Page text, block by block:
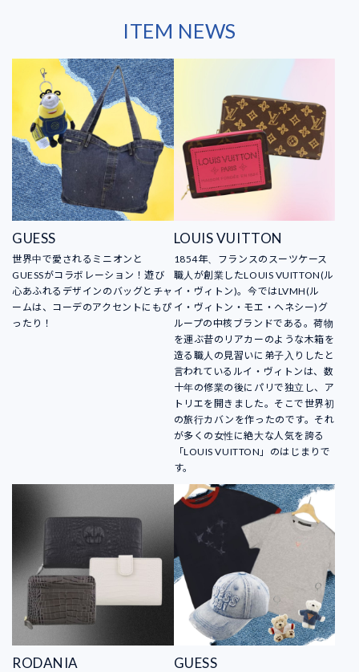
ITEM NEWS
GUESS
世界中で愛されるミニオンと
GUESSがコラボレーション！遊び
心あふれるデザインのバッグとチャ
ームは、コーデのアクセントにもぴ
ったり！
LOUIS VUITTON
1854年、フランスのスーツケース
職人が創業したLOUIS VUITTON(ル
イ・ヴィトン)。今ではLVMH(ル
イ・ヴィトン・モエ・ヘネシー)グ
ループの中核ブランドである。荷物
を運ぶ昔のリアカーのような木箱を
造る職人の見習いに弟子入りしたと
言われているルイ・ヴィトンは、数
十年の修業の後にパリで独立し、ア
トリエを開きました。そこで世界初
の旅行カバンを作ったのです。それ
が多くの女性に絶大な人気を誇る
「LOUIS VUITTON」のはじまりで
す。
RODANIA GUESS